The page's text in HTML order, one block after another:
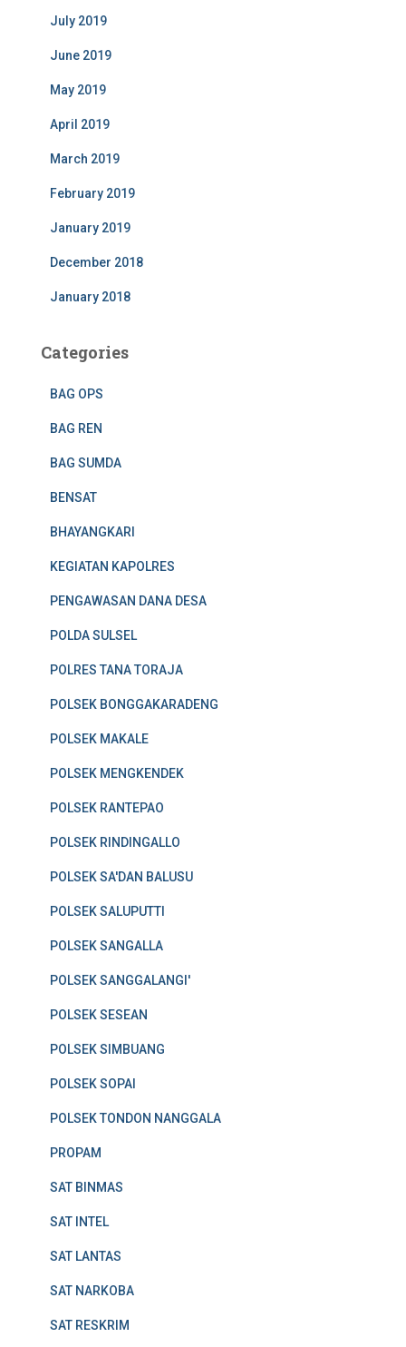
July 2019
June 2019
May 2019
April 2019
March 2019
February 2019
January 2019
December 2018
January 2018
Categories
BAG OPS
BAG REN
BAG SUMDA
BENSAT
BHAYANGKARI
KEGIATAN KAPOLRES
PENGAWASAN DANA DESA
POLDA SULSEL
POLRES TANA TORAJA
POLSEK BONGGAKARADENG
POLSEK MAKALE
POLSEK MENGKENDEK
POLSEK RANTEPAO
POLSEK RINDINGALLO
POLSEK SA'DAN BALUSU
POLSEK SALUPUTTI
POLSEK SANGALLA
POLSEK SANGGALANGI'
POLSEK SESEAN
POLSEK SIMBUANG
POLSEK SOPAI
POLSEK TONDON NANGGALA
PROPAM
SAT BINMAS
SAT INTEL
SAT LANTAS
SAT NARKOBA
SAT RESKRIM